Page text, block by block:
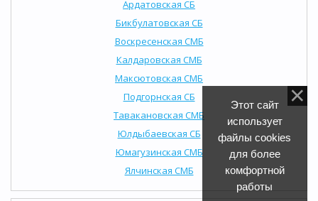
Ардатовская СБ
Бикбулатовская СБ
Воскресенская СМБ
Калдаровская СМБ
Максютовская СМБ
Подгорнская СБ
Тавакановская СМБ
Юлдыбаевская СБ
Юмагузинская СМБ
Ялчинская СМБ
Этот сайт
использует
файлы cookies
для более
комфортной
работы